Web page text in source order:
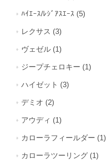
ﾊｲｴｰｽ/ﾚｼﾞｱｽｴｰｽ (5)
レクサス (3)
ヴェゼル (1)
ジープチェロキー (1)
ハイゼット (3)
デミオ (2)
アウディ (1)
カローラフィールダー (1)
カローラツーリング (1)